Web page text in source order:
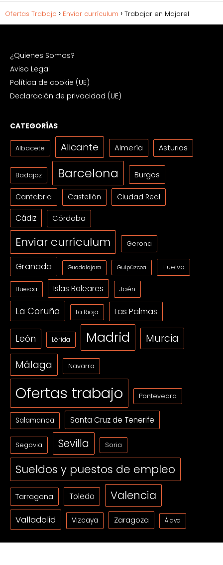
Ofertas Trabajo Enviar currículum Trabajar en Majorel
¿Quienes Somos?
Aviso Legal
Política de cookie (UE)
Declaración de privacidad (UE)
CATEGORÍAS
Albacete Alicante Almería Asturias
Badajoz Barcelona Burgos
Cantabria Castellón Ciudad Real
Cádiz Córdoba
Enviar currículum Gerona
Granada Guadalajara Guipúzcoa Huelva
Huesca Islas Baleares Jaén
La Coruña La Rioja Las Palmas
León Lérida Madrid Murcia
Málaga Navarra
Ofertas trabajo Pontevedra
Salamanca Santa Cruz de Tenerife
Segovia Sevilla Soria
Sueldos y puestos de empleo
Tarragona Toledo Valencia
Valladolid Vizcaya Zaragoza Álava